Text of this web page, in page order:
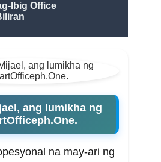
Ibig Office
ang lumikha ng
na may-ari ng